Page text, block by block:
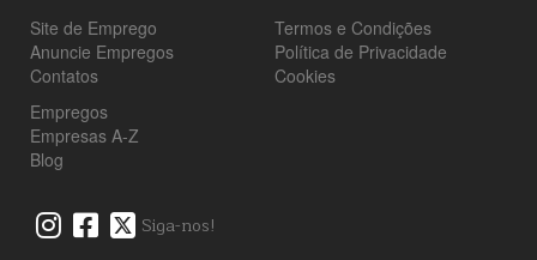
Site de Emprego
Anuncie Empregos
Contatos
Termos e Condições
Política de Privacidade
Cookies
Empregos
Empresas A-Z
Blog
Siga-nos!